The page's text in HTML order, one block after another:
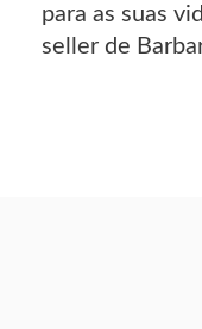
para as suas
seller de